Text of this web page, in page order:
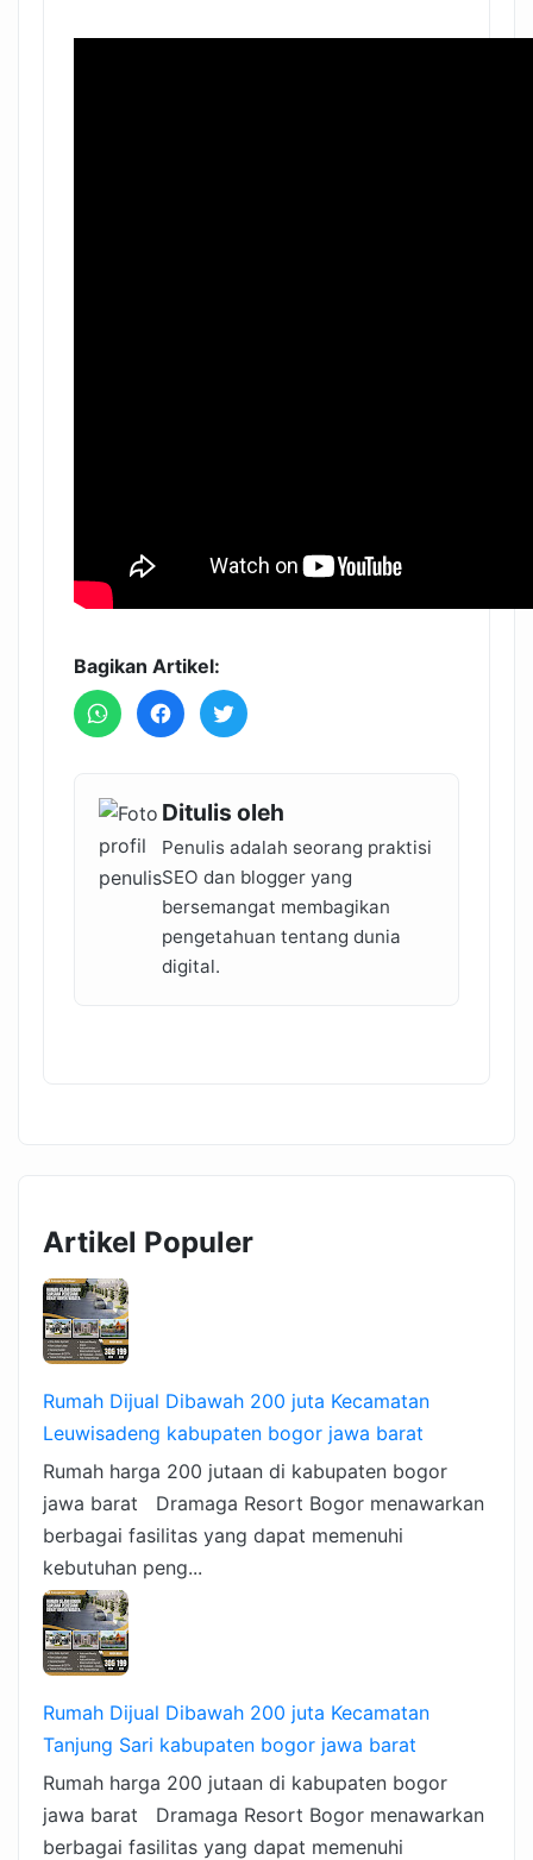
Bagikan Artikel:
Ditulis oleh
Penulis adalah seorang praktisi
SEO dan blogger yang
bersemangat membagikan
pengetahuan tentang dunia
digital.
Artikel Populer
Rumah Dijual Dibawah 200 juta Kecamatan
Leuwisadeng kabupaten bogor jawa barat
Rumah harga 200 jutaan di kabupaten bogor
jawa barat Dramaga Resort Bogor menawarkan
berbagai fasilitas yang dapat memenuhi
kebutuhan peng...
Rumah Dijual Dibawah 200 juta Kecamatan
Tanjung Sari kabupaten bogor jawa barat
Rumah harga 200 jutaan di kabupaten bogor
jawa barat Dramaga Resort Bogor menawarkan
berbagai fasilitas yang dapat memenuhi